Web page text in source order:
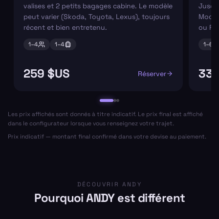
valises et 2 petits bagages cabine. Le modèle
peut varier (Skoda, Toyota, Lexus), toujours
récent et bien entretenu.
1–4 1–4
259 $US Réserver
ou
1–6
Les prix affichés sont donnés à titre indicatif. Le prix final est affiché
dans le configurateur lorsque vous renseignez votre trajet.
Prix indicatif — montant final confirmé dans votre devise au paiement.
DÉCOUVRIR ANDY
Pourquoi ANDY est différent